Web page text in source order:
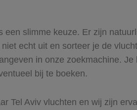
slimme keuze. Er zijn
echt uit en sorteer je de
in onze zoekmachine.
bij te boeken.
Tel Aviv vluchten en wij zijn